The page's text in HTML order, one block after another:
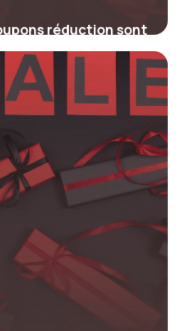
réduction sont
en 2026 pour
à l’inflation